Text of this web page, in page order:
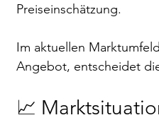
Preiseinschätzung.
Im aktuellen
Angebot, entscheidet
📈